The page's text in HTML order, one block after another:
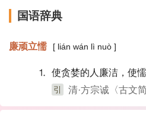
国语辞典
廉顽立懦 [ lián wán lì nuò ]
⒈ 使贪婪的人廉洁，使懦
引 清·方宗诚〈古文